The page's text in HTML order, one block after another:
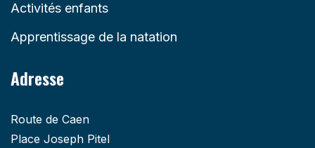
Activités enfants
Apprentissage de la natation
Adresse
Route de Caen
Place Joseph Pitel